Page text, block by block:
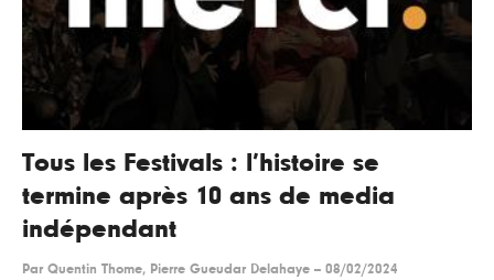
Tous les Festivals : l’histoire se
termine après 10 ans de media
indépendant
Par Quentin Thome, Pierre Gueudar Delahaye -- 08/02/2024